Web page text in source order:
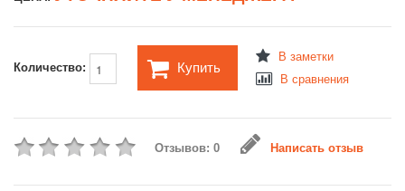
Количество: Купить
В заметки
В сравнения
Отзывов: 0 Написать отзыв